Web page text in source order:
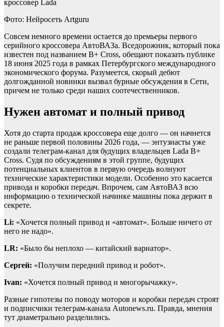
Фото: Нейросеть Artguru
Совсем немного времени остается до премьеры первого
серийного кроссовера АвтоВАЗа. Вседорожник, который пока
известен под названием B+ Cross, обещают показать публике
18 июня 2025 года в рамках Петербургского международного
экономического форума. Разумеется, скорый дебют
долгожданной новинки вызвал бурные обсуждения в Сети,
причем не только среди наших соотечественников.
Нужен автомат и полный привод
Хотя до старта продаж кроссовера еще долго — он начнется
не раньше первой половины 2026 года, — энтузиасты уже
создали телеграм-канал для будущих владельцев Lada B+
Cross. Судя по обсуждениям в этой группе, будущих
потенциальных клиентов в первую очередь волнуют
технические характеристики модели. Особенно это касается
привода и коробки передач. Впрочем, сам АвтоВАЗ всю
информацию о технической начинке машины пока держит в
секрете.
Li: «Хочется полный привод и «автомат». Больше ничего от
него не надо».
LR: «Было бы неплохо — китайский вариатор».
Сергей: «Получим передний привод и робот».
Ivan: «Хочется полный привод и многорычажку».
Разные гипотезы по поводу моторов и коробки передач строят
и подписчики телеграм-канала Autonews.ru. Правда, мнения
тут диаметрально разделились.